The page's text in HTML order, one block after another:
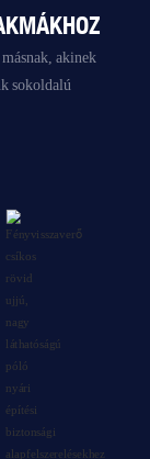
akinek
sokoldalú